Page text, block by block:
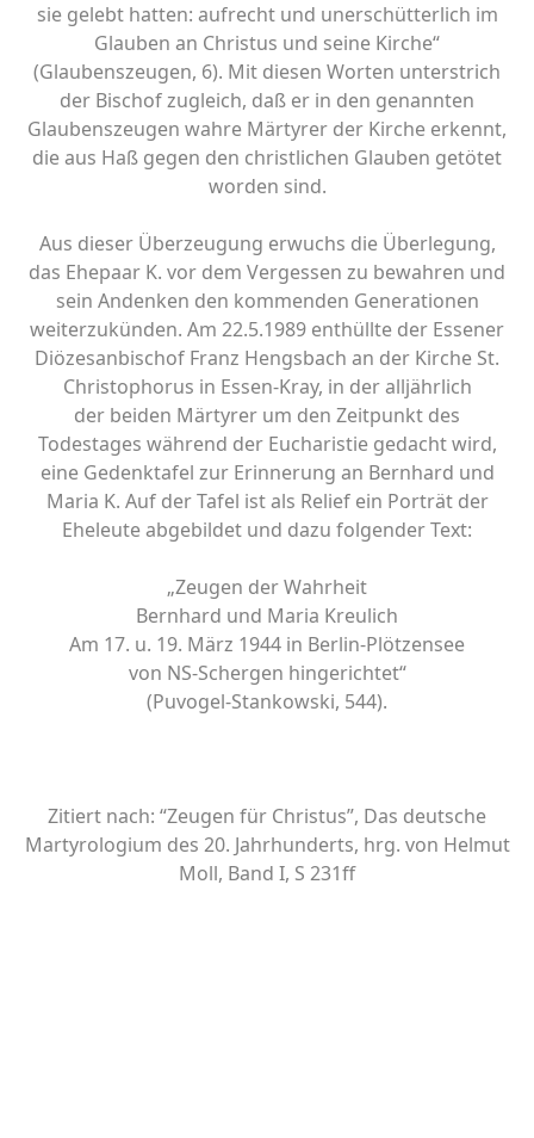
sie gelebt hatten: aufrecht und unerschütterlich im
Glauben an Christus und seine Kirche“
(Glaubenszeugen, 6). Mit diesen Worten unterstrich
der Bischof zugleich, daß er in den genannten
Glaubenszeugen wahre Märtyrer der Kirche erkennt,
die aus Haß gegen den christlichen Glauben getötet
worden sind.
Aus dieser Überzeugung erwuchs die Überlegung,
das Ehepaar K. vor dem Vergessen zu bewahren und
sein Andenken den kommenden Generationen
weiterzukünden. Am 22.5.1989 enthüllte der Essener
Diözesanbischof Franz Hengsbach an der Kirche St.
Christophorus in Essen-Kray, in der alljährlich
der beiden Märtyrer um den Zeitpunkt des
Todestages während der Eucharistie gedacht wird,
eine Gedenktafel zur Erinnerung an Bernhard und
Maria K. Auf der Tafel ist als Relief ein Porträt der
Eheleute abgebildet und dazu folgender Text:
„Zeugen der Wahrheit
Bernhard und Maria Kreulich
Am 17. u. 19. März 1944 in Berlin-Plötzensee
von NS-Schergen hingerichtet“
(Puvogel-Stankowski, 544).
Zitiert nach: “Zeugen für Christus”, Das deutsche
Martyrologium des 20. Jahrhunderts, hrg. von Helmut
Moll, Band I, S 231ff